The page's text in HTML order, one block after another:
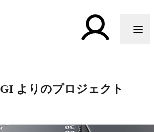
よりのプロジェクト